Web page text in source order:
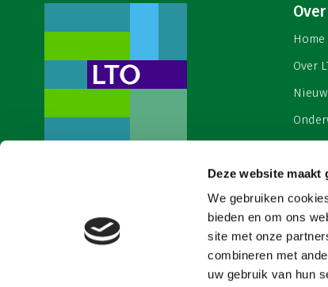
Deze website maakt
We gebruiken
bieden en om ons
site met onze
combineren met
uw gebruik van hun
werkgeversorganisatie met meerwaarde,
voor een sector met meerwaarde. Dat is
Land- en Tuinbouw Organisatie
Nederland (LTO).
Over
Home
Over